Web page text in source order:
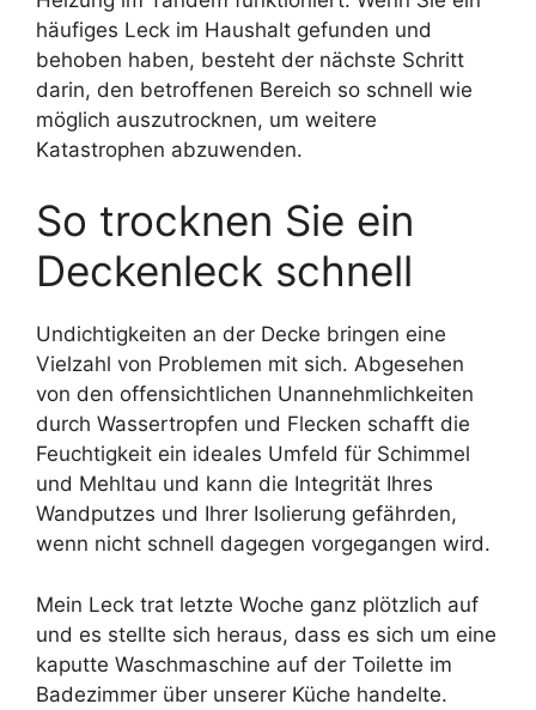
häufiges Leck im Haushalt gefunden und
behoben haben, besteht der nächste Schritt
darin, den betroffenen Bereich so schnell wie
möglich auszutrocknen, um weitere
Katastrophen abzuwenden.
So trocknen Sie ein
Deckenleck schnell
Undichtigkeiten an der Decke bringen eine
Vielzahl von Problemen mit sich. Abgesehen
von den offensichtlichen Unannehmlichkeiten
durch Wassertropfen und Flecken schafft die
Feuchtigkeit ein ideales Umfeld für Schimmel
und Mehltau und kann die Integrität Ihres
Wandputzes und Ihrer Isolierung gefährden,
wenn nicht schnell dagegen vorgegangen wird.
Mein Leck trat letzte Woche ganz plötzlich auf
und es stellte sich heraus, dass es sich um eine
kaputte Waschmaschine auf der Toilette im
Badezimmer über unserer Küche handelte.